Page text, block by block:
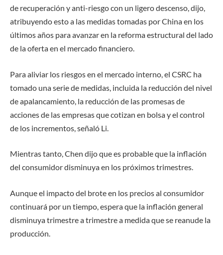
de recuperación y anti-riesgo con un ligero descenso, dijo,
atribuyendo esto a las medidas tomadas por China en los
últimos años para avanzar en la reforma estructural del lado
de la oferta en el mercado financiero.
Para aliviar los riesgos en el mercado interno, el CSRC ha
tomado una serie de medidas, incluida la reducción del nivel
de apalancamiento, la reducción de las promesas de
acciones de las empresas que cotizan en bolsa y el control
de los incrementos, señaló Li.
Mientras tanto, Chen dijo que es probable que la inflación
del consumidor disminuya en los próximos trimestres.
Aunque el impacto del brote en los precios al consumidor
continuará por un tiempo, espera que la inflación general
disminuya trimestre a trimestre a medida que se reanude la
producción.